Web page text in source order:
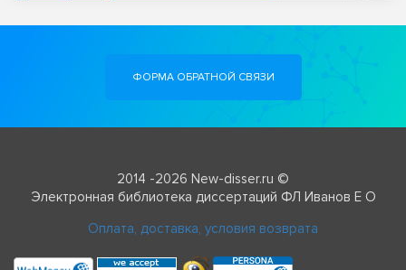
ФОРМА ОБРАТНОЙ СВЯЗИ
2014 -2026 New-disser.ru ©
Электронная библиотека диссертаций ФЛ Иванов Е О
Оплата, доставка, условия возврата